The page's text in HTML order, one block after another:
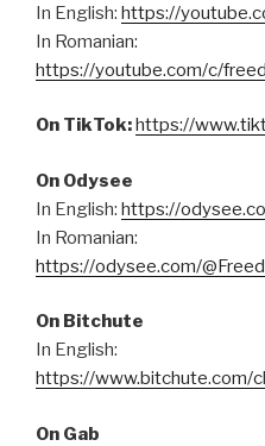
In English: https://
In Romanian:
https://youtube.com/c/
On TikTok:https://
On Odysee
In English: https://
In Romanian:
https://odysee.com/
On Bitchute
In English:
https://www.bitchute.com/
On Gab